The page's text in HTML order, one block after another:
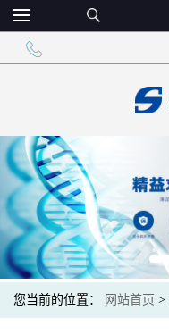
您当前的位置： 网站首页 >